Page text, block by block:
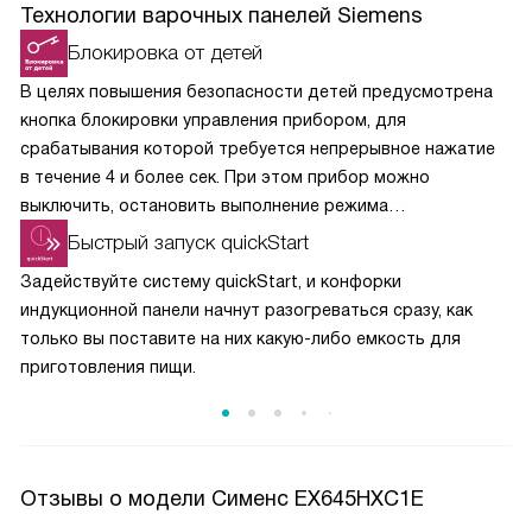
Технологии варочных панелей Siemens
Блокировка от детей
В целях повышения безопасности детей предусмотрена
кнопка блокировки управления прибором, для
срабатывания которой требуется непрерывное нажатие
в течение 4 и более сек. При этом прибор можно
выключить, остановить выполнение режима
приготовления кнопкой и установить таймер.
Быстрый запуск quickStart
Задействуйте систему quickStart, и конфорки
индукционной панели начнут разогреваться сразу, как
только вы поставите на них какую-либо емкость для
приготовления пищи.
Отзывы о модели Сименс EX645HXC1E